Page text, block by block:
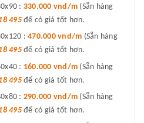
: 330.000 vnd/m (Sẵn hàng
495 để có giá tốt hơn.
: 470.000 vnd/m (Sẵn hàng
495để có giá tốt hơn.
: 160.000 vnd/m (Sẵn hàng
495để có giá tốt hơn.
: 290.000 vnd/m (Sẵn hàng
495để có giá tốt hơn.